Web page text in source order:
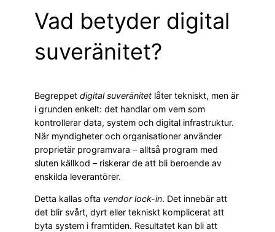
Vad betyder digital
suveränitet?
Begreppet digital suveränitet låter tekniskt, men är
i grunden enkelt: det handlar om vem som
kontrollerar data, system och digital infrastruktur.
När myndigheter och organisationer använder
proprietär programvara – alltså program med
sluten källkod – riskerar de att bli beroende av
enskilda leverantörer.
Detta kallas ofta vendor lock-in. Det innebär att
det blir svårt, dyrt eller tekniskt komplicerat att
byta system i framtiden. Resultatet kan bli att